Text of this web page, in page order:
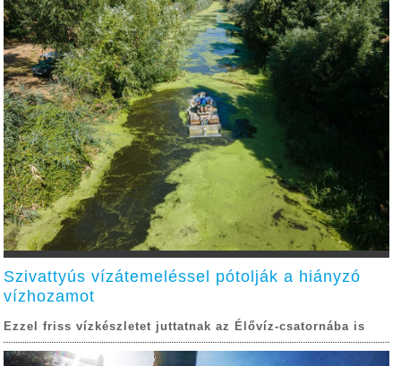
Szivattyús vízátemeléssel pótolják a hiányzó
vízhozamot
Ezzel friss vízkészletet juttatnak az Élővíz-csatornába is